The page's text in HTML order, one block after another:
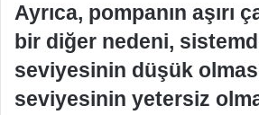
Ayrıca, pompanın aşırı
bir diğer nedeni,
seviyesinin düşük
seviyesinin yetersiz